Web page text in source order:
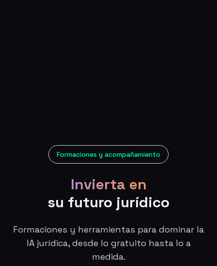
Formaciones y acompañamiento
Invierta en
su futuro jurídico
Formaciones y herramientas para dominar la
IA jurídica, desde lo gratuito hasta lo a
medida.